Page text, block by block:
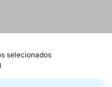
selecionados